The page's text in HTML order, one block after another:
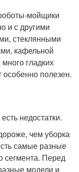
мойщики
и с другими
стеклянными
кафельной
гладких
особенно полезен.
недостатки.
чем уборка
самые разные
сегмента. Перед
модели и